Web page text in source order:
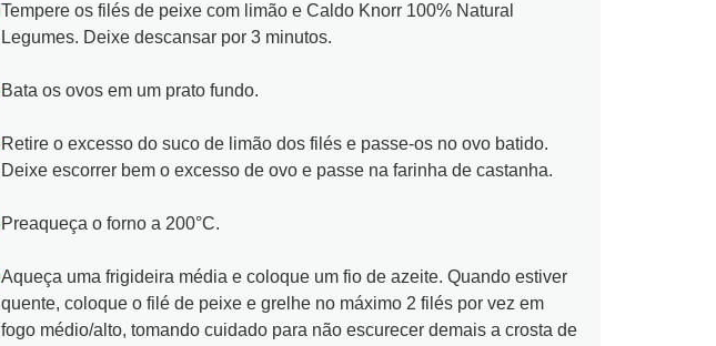
Tempere os filés de peixe com limão e Caldo Knorr 100% Natural
Legumes. Deixe descansar por 3 minutos.
Bata os ovos em um prato fundo.
Retire o excesso do suco de limão dos filés e passe-os no ovo batido.
Deixe escorrer bem o excesso de ovo e passe na farinha de castanha.
Preaqueça o forno a 200°C.
Aqueça uma frigideira média e coloque um fio de azeite. Quando estiver
quente, coloque o filé de peixe e grelhe no máximo 2 filés por vez em
fogo médio/alto, tomando cuidado para não escurecer demais a crosta de